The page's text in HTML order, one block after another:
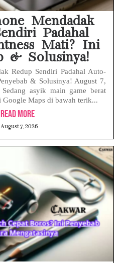
Mendadak
Padahal
Mati? Ini
& Solusinya!
Redup Sendiri Padahal Auto-
& Solusinya! August 7,
asyik main game berat
Google Maps di bawah terik...
Read More
August 7, 2026